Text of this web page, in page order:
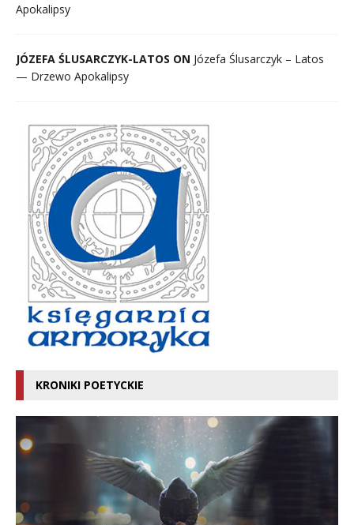
Apokalipsy
JÓZEFA ŚLUSARCZYK-LATOS ON Józefa Ślusarczyk – Latos
— Drzewo Apokalipsy
KRONIKI POETYCKIE